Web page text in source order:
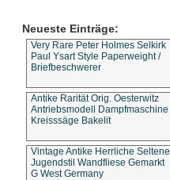
Neueste Einträge:
Very Rare Peter Holmes Selkirk
Paul Ysart Style Paperweight /
Briefbeschwerer
Antike Rarität Orig. Oesterwitz
Antriebsmodell Dampfmaschine
Kreisssäge Bakelit
Vintage Antike Herrliche Seltene
Jugendstil Wandfliese Gemarkt
G West Germany